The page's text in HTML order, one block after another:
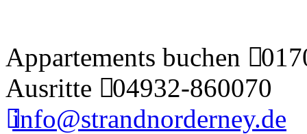
Appartements buchen
Ausritte 04932-860070
info@strandnorderney.de